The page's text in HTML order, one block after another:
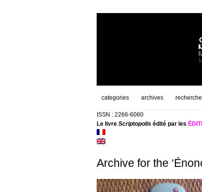
categories archives
ISSN : 2266-6060
Le livre Scriptopolisédité par les
Archive for the